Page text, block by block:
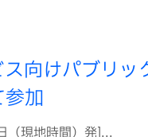
向けパブリ
加
（現地時間）発]...